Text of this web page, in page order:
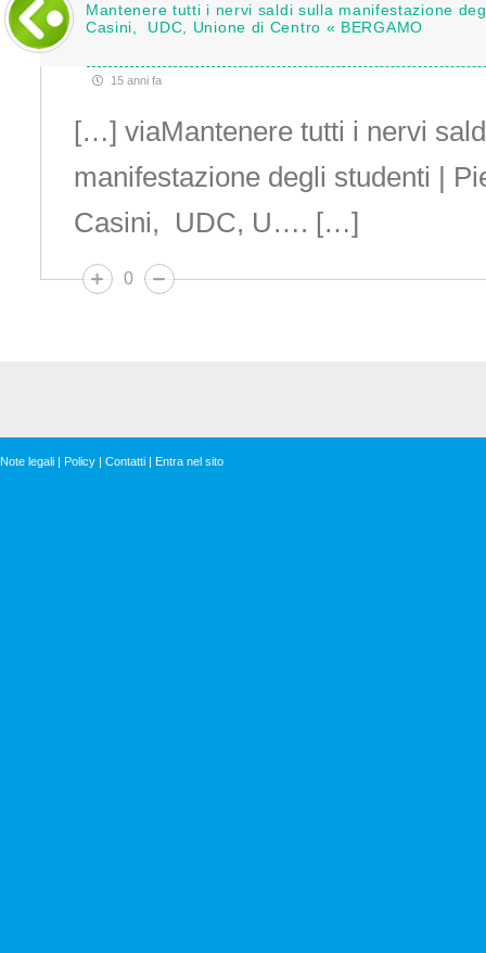
Mantenere tutti i nervi saldi sulla manifestazione
Casini, UDC, Unione di Centro « BERGAMO
15 anni fa
[…] viaMantenere tutti i nervi
manifestazione degli studenti |
Casini, UDC, U…. […]
0
Note legali | Policy | Contatti | Entra nel sito